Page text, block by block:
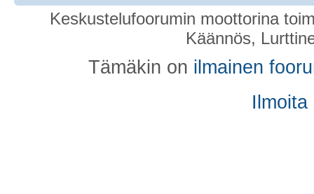
Keskustelufoorumin moottorina
Käännös,
Tämäkin on ilmainen